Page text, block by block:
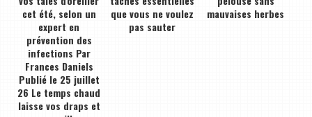
cet été, selon un
expert en
prévention des
infections Par
Frances Daniels
Publié le 25 juillet
26 Le temps chaud
laisse vos draps et
que vous ne voulez
pas sauter
mauvaises herbes